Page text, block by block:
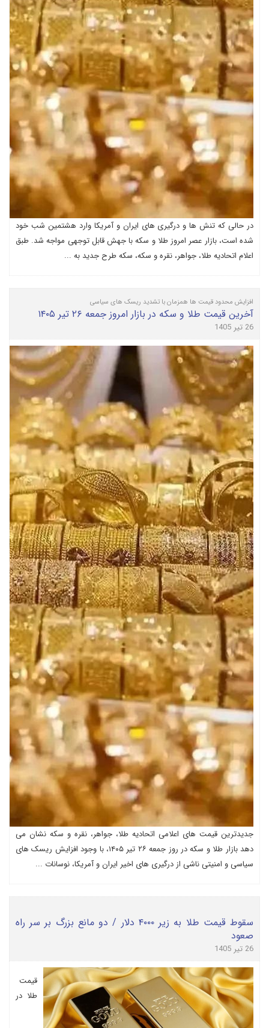
در حالی که تنش ها و درگیری های ایران و آمریکا وارد هشتمین شب خود
شده است، بازار عصر امروز طلا و سکه با جهش قابل توجهی مواجه شد. طبق
اعلام اتحادیه طلا، جواهر، نقره و سکه، سکه طرح جدید به ...
افزایش محدود قیمت ها همزمان با تشدید ریسک های سیاسی
آخرین قیمت طلا و سکه در بازار امروز جمعه ۲۶ تیر ۱۴۰۵
26 تیر 1405
جدیدترین قیمت های اعلامی اتحادیه طلا، جواهر، نقره و سکه نشان می
دهد بازار طلا و سکه در روز جمعه ۲۶ تیر ۱۴۰۵، با وجود افزایش ریسک های
سیاسی و امنیتی ناشی از درگیری های اخیر ایران و آمریکا، نوسانات ...
سقوط قیمت طلا به زیر ۴۰۰۰ دلار / دو مانع بزرگ بر سر راه
صعود
26 تیر 1405
قیمت
طلا در